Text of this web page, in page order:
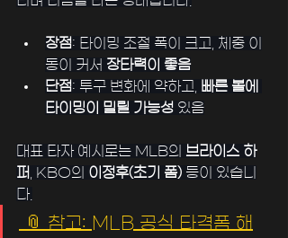
장점: 타이밍 조절 폭이 크고, 체중 이
동이 커서 장타력이 좋음
단점: 투구 변화에 약하고,
빠른 볼에
타이밍이 밀릴 가능성 있음
﻿대표 타자 예시로는 MLB의
브라이스 하
퍼
, KBO의 이정후(초기 폼) 등이 있습니
다.
﻿ 📎 참고: MLB 공식 타격폼 해